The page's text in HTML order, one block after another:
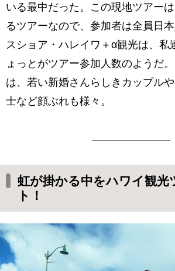
いる最中だった。この現地ツアー
るツアーなので、参加者は全員日
スショア・ハレイワ＋α観光は、私
ょっとがツアー参加人数のようだ
は、若い新婚さんらしきカップル
士など顔ぶれも様々。
虹が掛かる中をハワイ観光
ト！